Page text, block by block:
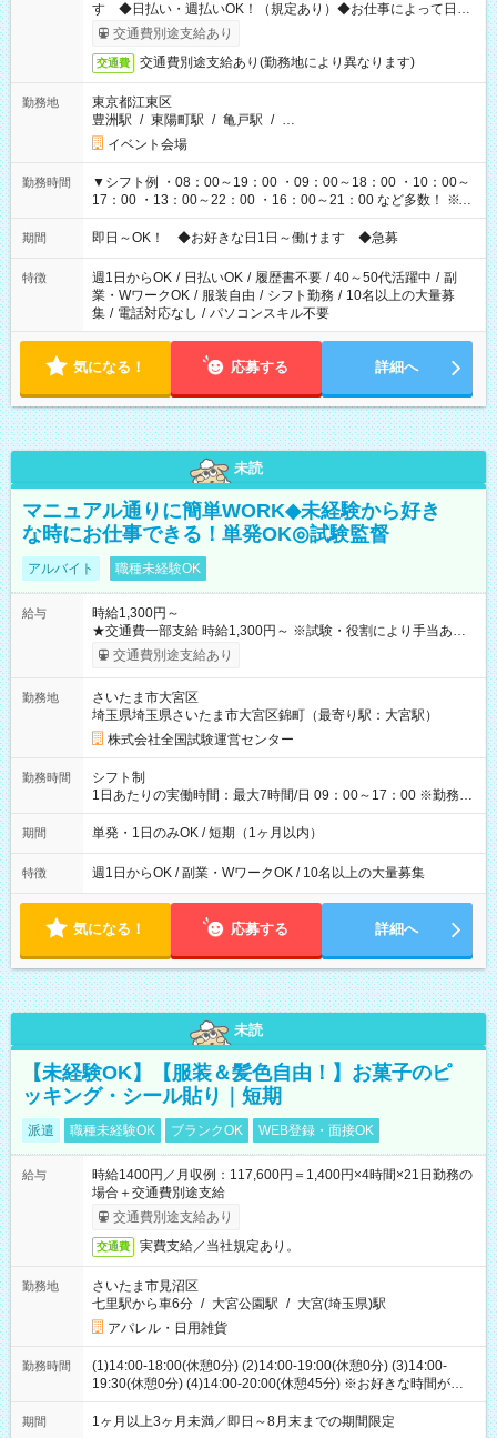
す ◆日払い・週払いOK！（規定あり）◆お仕事によって日給
も異なります
交通費別途支給あり
交通費 交通費別途支給あり(勤務地により異なります)
勤務地
東京都江東区
豊洲駅 / 東陽町駅 / 亀戸駅 / …
イベント会場
勤務時間
▼シフト例 ・08：00～19：00 ・09：00～18：00 ・10：00～
17：00 ・13：00～22：00 ・16：00～21：00 など多数！ ※お
仕事により勤務時間が異なります
期間 即日～OK！ ◆お好きな日1日～働けます ◆急募
特徴 週1日からOK / 日払いOK / 履歴書不要 / 40～50代活躍中 / 副
業・WワークOK / 服装自由 / シフト勤務 / 10名以上の大量募
集 / 電話対応なし / パソコンスキル不要
気になる！ 応募する 詳細へ
未読
マニュアル通りに簡単WORK◆未経験から好き
な時にお仕事できる！単発OK◎試験監督
アルバイト 職種未経験OK
給与
時給1,300円～
★交通費一部支給 時給1,300円～ ※試験・役割により手当あり
※勤務回数により昇給あり 【即給（前払い）オプションあ
り！】 希望される場合、勤務から1週間ほどで給与の一部を受け
例】 ・河合塾模擬試験 8:30～17:30（休憩1時間） 時給1,300円
×8時間＝日収10,400円＋交通費 ※当日の役割により時給＋100
円の場合あり ・国家試験 7:00～13:30（休憩なし） 時給1,300
円（役割手当＋100円）×6時間＝日収8,400円＋交通費 【試用期
間】試用期間なし
交通費別途支給あり
勤務地
さいたま市大宮区
埼玉県埼玉県さいたま市大宮区錦町（最寄り駅：大宮駅）
株式会社全国試験運営センター
勤務時間
シフト制
1日あたりの実働時間：最大7時間/日 09：00～17：00 ※勤務時
間は 試験により異なります。
期間 単発・1日のみOK / 短期（1ヶ月以内）
特徴 週1日からOK / 副業・WワークOK / 10名以上の大量募集
気になる！ 応募する 詳細へ
未読
【未経験OK】【服装＆髪色自由！】お菓子のピ
ッキング・シール貼り｜短期
派遣 職種未経験OK ブランクOK WEB登録・面接OK
給与
時給1400円／月収例：117,600円＝1,400円×4時間×21日勤務の
場合＋交通費別途支給
交通費別途支給あり
交通費 実費支給／当社規定あり。
勤務地
さいたま市見沼区
七里駅から車6分 / 大宮公園駅 / 大宮(埼玉県)駅
アパレル・日用雑貨
勤務時間
(1)14:00-18:00(休憩0分) (2)14:00-19:00(休憩0分) (3)14:00-
19:30(休憩0分) (4)14:00-20:00(休憩45分) ※お好きな時間が選べ
ます
期間 1ヶ月以上3ヶ月未満／即日～8月末までの期間限定